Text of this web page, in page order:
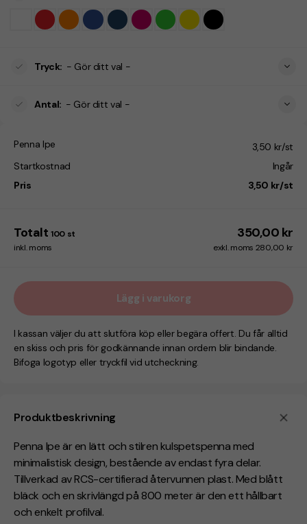
Produktbeskrivning
Penna Ipe är en lätt och stilren kulspetspenna med
minimalistisk design, bestående av endast fyra delar.
Tillverkad av RCS-certifierad återvunnen plast. Med blått
bläck och en skrivlängd på 800 meter är den ett hållbart
och enkelt profilval.
Tryck: - Gör ditt val -
Antal: - Gör ditt val -
Penna Ipe
3,50 kr/st
Startkostnad
Ingår
Pris
3,50 kr/st
Totalt 100 st 350,00 kr
inkl. moms exkl. moms 280,00 kr
Lägg i varukorg
I kassan väljer du att slutföra köp eller begära offert. Du får alltid
en skiss och pris för godkännande innan ordern blir bindande.
Bifoga logotyp eller tryckfil vid utcheckning.